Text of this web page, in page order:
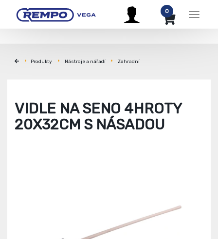
Menu
0
Produkty Nástroje a nářadí Zahradní
VIDLE NA SENO 4HROTY
20X32CM S NÁSADOU